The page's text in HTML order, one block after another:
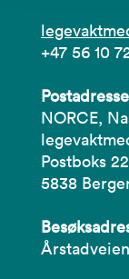
+47 56 10
Postadresse
NORCE,
Postboks
5838